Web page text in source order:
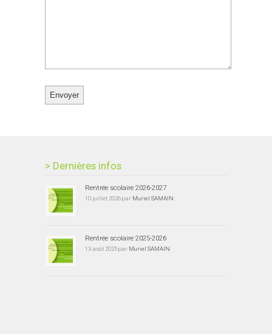
> Dernières infos
Rentrée scolaire 2026-2027
10 juillet 2026 par Muriel SAMAIN
Rentrée scolaire 2025-2026
13 août 2025 par Muriel SAMAIN